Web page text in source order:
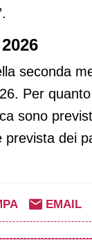
seconda
Per
sono
prevista dei
EMAIL